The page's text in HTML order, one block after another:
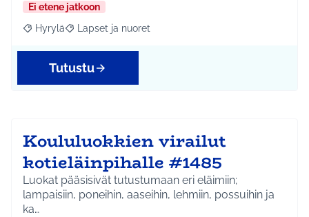
Ei etene jatkoon
Rajaa tulokset aihepiirin mukaan: Hyrylä
Hyrylä Rajaa tulokset teeman mukaan: Lapset ja nuoret
Lapset ja nuoret
Tutustu
Koululuokkien virailut
kotieläinpihalle #1485
Luokat pääsisivät tutustumaan eri eläimiin;
lampaisiin, poneihin, aaseihin, lehmiin, possuihin ja
ka…